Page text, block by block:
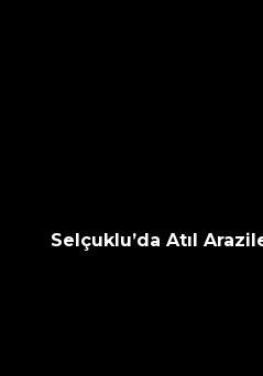
Selçuklu’da Atıl